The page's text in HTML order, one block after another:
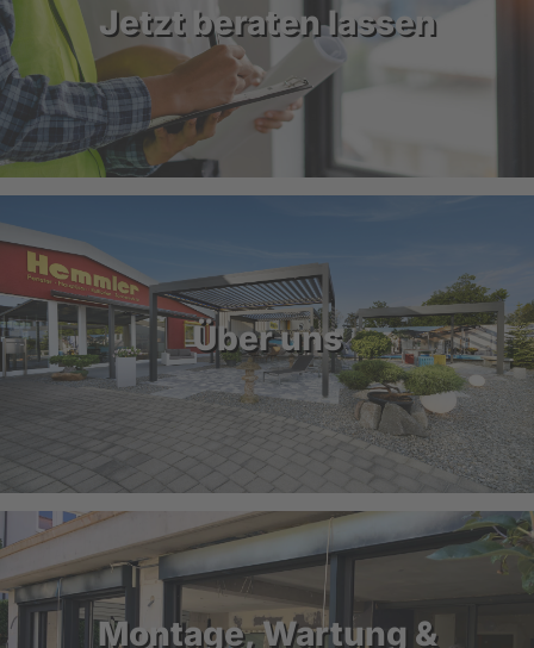
Jetzt beraten lassen
Über uns
Montage, Wartung &